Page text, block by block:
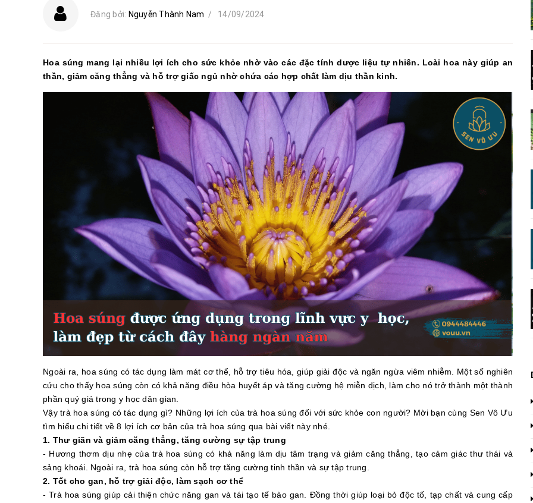
Đăng bởi: Nguyễn Thành Nam / 14/09/2024
Hoa súng mang lại nhiều lợi ích cho sức khỏe nhờ vào các đặc tính dược liệu tự nhiên. Loài hoa này giúp an
thần, giảm căng thẳng và hỗ trợ giấc ngủ nhờ chứa các hợp chất làm dịu thần kinh.
Ngoài ra, hoa súng có tác dụng làm mát cơ thể, hỗ trợ tiêu hóa, giúp giải độc và ngăn ngừa viêm nhiễm. Một số nghiên
cứu cho thấy hoa súng còn có khả năng điều hòa huyết áp và tăng cường hệ miễn dịch, làm cho nó trở thành một thành
phần quý giá trong y học dân gian.
Vậy trà hoa súng có tác dụng gì? Những lợi ích của trà hoa súng đối với sức khỏe con người? Mời bạn cùng Sen Vô Ưu
tìm hiểu chi tiết về 8 lợi ích cơ bản của trà hoa súng qua bài viết này nhé.
1. Thư giãn và giảm căng thẳng, tăng cường sự tập trung
- Hương thơm dịu nhẹ của trà hoa súng có khả năng làm dịu tâm trạng và giảm căng thẳng, tạo cảm giác thư thái và
sảng khoái. Ngoài ra, trà hoa súng còn hỗ trợ tăng cường tinh thần và sự tập trung.
2. Tốt cho gan, hỗ trợ giải độc, làm sạch cơ thể
- Trà hoa súng giúp cải thiện chức năng gan và tái tạo tế bào gan. Đồng thời giúp loại bỏ độc tố, tạp chất và cung cấp